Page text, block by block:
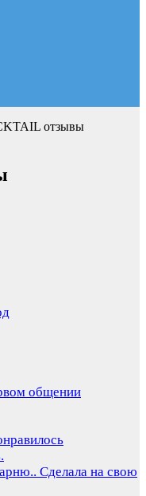
отзывы
общении
Сделала на свою